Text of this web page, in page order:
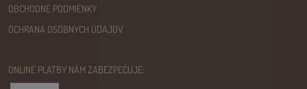
OBCHODNÉ PODMIENKY
OCHRANA OSOBNÝCH ÚDAJOV
ONLINE PLATBY NÁM ZABEZPEČUJE: